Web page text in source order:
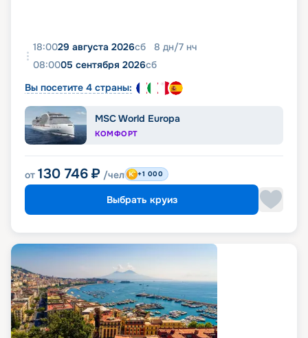
18:0029 августа 2026сб 8 дн/7 нч
08:0005 сентября 2026сб
Вы посетите 4 страны:
MSC World Europa
КОМФОРТ
от 130 746 ₽ /чел +1 000
Выбрать круиз